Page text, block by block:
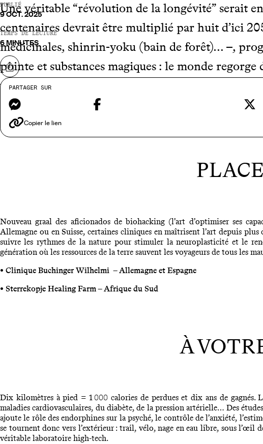
PUBLIÉ
9 OCT. 2025
TEMPS DE LECTURE
6 MINUTES
Partager sur
PARTAGER SUR
Messenger
Copier le lien
Une véritable “révolution de la longévité” serait
centenaires devrait être multiplié par huit d’ici
médicinales, shinrin-yoku (bain de forêt)… –,
pointe et substances magiques : le monde
vieillir peut attendre, profitons-en pour voyager !
Nouveau graal des aficionados de biohacking (l’art d’optimiser ses
Allemagne ou en Suisse, certaines cliniques en maîtrisent l’art depuis
suivre les rythmes de la nature pour stimuler la neuroplasticité et le
génération où les ressources de la terre sauvent les voyageurs de tous les
• Clinique Buchinger Wilhelmi – Allemagne et Espagne
• Sterrekopje Healing Farm – Afrique du Sud
À
Dix kilomètres à pied = 1 000 calories de perdues et dix ans de
maladies cardiovasculaires, du diabète, de la pression artérielle… Des
ajoute le rôle des endorphines sur la psyché, le contrôle de l’anxiété,
se tournent donc vers l’extérieur : trail, vélo, nage en eau libre, sous l’œil
véritable laboratoire high-tech.